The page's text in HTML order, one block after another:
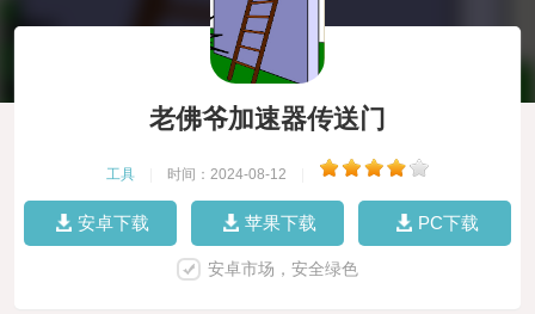
老佛爷加速器传送门
工具 时间：2024-08-12
安卓下载 苹果下载 PC下载
安卓市场，安全绿色